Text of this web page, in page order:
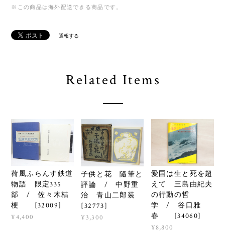
※この商品は海外配送できる商品です。
通報する
Related Items
荷風ふらんす鉄道
物語 限定335
部 / 佐々木桔
梗 [32009]
¥4,400
子供と花 隨筆と
評論 / 中野重
治 青山二郎装
[32773]
¥3,300
愛国は生と死を超
えて 三島由紀夫
の行動の哲
学 / 谷口雅
春 [34060]
¥8,800